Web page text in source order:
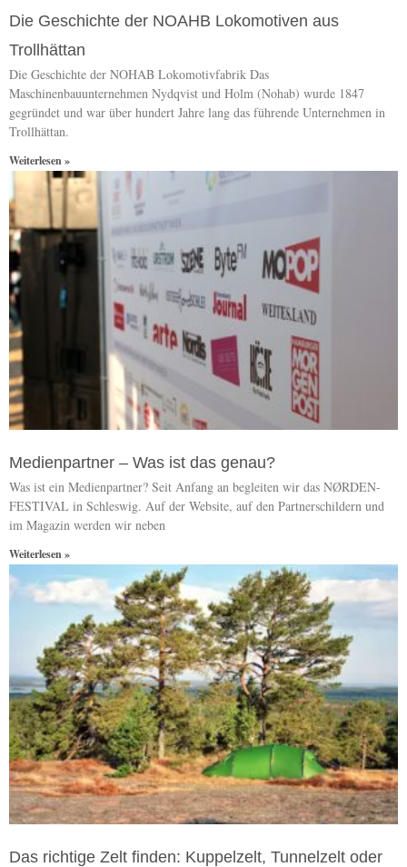
Die Geschichte der NOAHB Lokomotiven aus
Trollhättan
Die Geschichte der NOHAB Lokomotivfabrik Das
Maschinenbauunternehmen Nydqvist und Holm (Nohab) wurde 1847
gegründet und war über hundert Jahre lang das führende Unternehmen in
Trollhättan.
Weiterlesen »
Medienpartner – Was ist das genau?
Was ist ein Medienpartner? Seit Anfang an begleiten wir das NØRDEN-
FESTIVAL in Schleswig. Auf der Website, auf den Partnerschildern und
im Magazin werden wir neben
Weiterlesen »
Das richtige Zelt finden: Kuppelzelt, Tunnelzelt oder